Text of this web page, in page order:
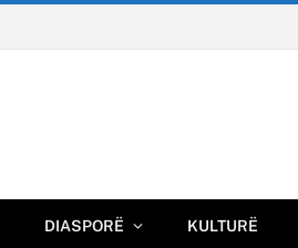
DIASPORË KULTURË